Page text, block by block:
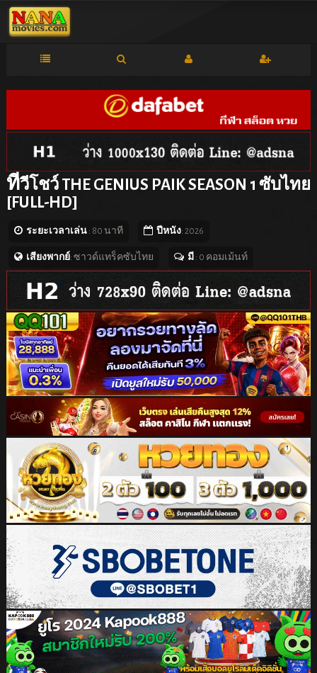
ทีวีโชว์ THE GENIUS PAIK SEASON 1 ซับไทย
[FULL-HD]
ระยะเวลาเล่น: 80 นาที ปีหนัง: 2026
เสียงพากย์: ซาวด์แทร็คซับไทย มี : 0 คอมเม้นท์